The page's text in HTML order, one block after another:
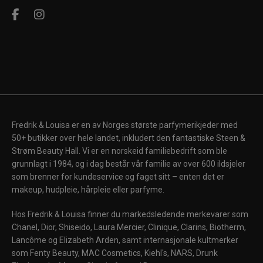
Fredrik & Louisa er en av Norges største parfymerikjeder med
50+ butikker over hele landet, inkludert den fantastiske Steen &
Strøm Beauty Hall. Vi er en norskeid familiebedrift som ble
grunnlagt i 1984, og i dag består vår familie av over 600 ildsjeler
som brenner for kundeservice og faget sitt – enten det er
makeup, hudpleie, hårpleie eller parfyme.
Hos Fredrik & Louisa finner du markedsledende merkevarer som
Chanel, Dior, Shiseido, Laura Mercier, Clinique, Clarins, Biotherm,
Lancôme og Elizabeth Arden, samt internasjonale kultmerker
som Fenty Beauty, MAC Cosmetics, Kiehl's, NARS, Drunk